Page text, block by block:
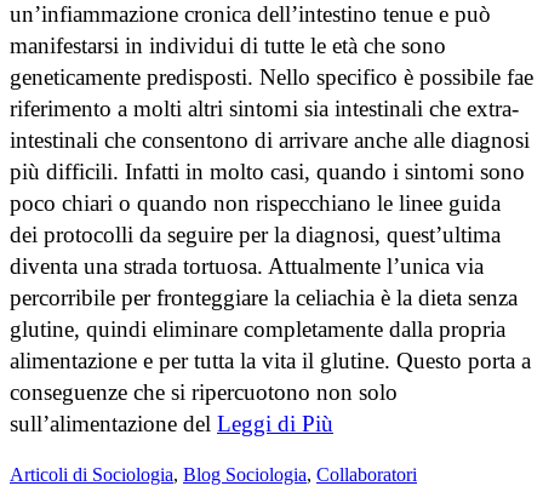
un’infiammazione cronica dell’intestino tenue e può
manifestarsi in individui di tutte le età che sono
geneticamente predisposti. Nello specifico è possibile fae
riferimento a molti altri sintomi sia intestinali che extra-
intestinali che consentono di arrivare anche alle diagnosi
più difficili. Infatti in molto casi, quando i sintomi sono
poco chiari o quando non rispecchiano le linee guida
dei protocolli da seguire per la diagnosi, quest’ultima
diventa una strada tortuosa. Attualmente l’unica via
percorribile per fronteggiare la celiachia è la dieta senza
glutine, quindi eliminare completamente dalla propria
alimentazione e per tutta la vita il glutine. Questo porta a
conseguenze che si ripercuotono non solo
sull’alimentazione del Leggi di Più
Articoli di Sociologia, Blog Sociologia, Collaboratori